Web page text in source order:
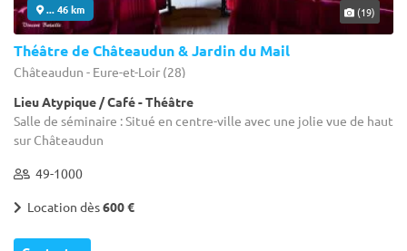
... 46 km (19)
Théâtre de Châteaudun & Jardin du Mail
Châteaudun - Eure-et-Loir (28)
Lieu Atypique / Café - Théâtre
Salle de séminaire : Situé en centre-ville avec une jolie vue de haut
sur Châteaudun
49-1000
Location dès600 €